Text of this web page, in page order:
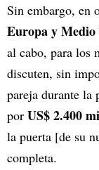
Sin embargo, en
Europa y
al cabo, para los
discuten, sin
pareja durante la
por US$ 2.400
la puerta [de su
completa.